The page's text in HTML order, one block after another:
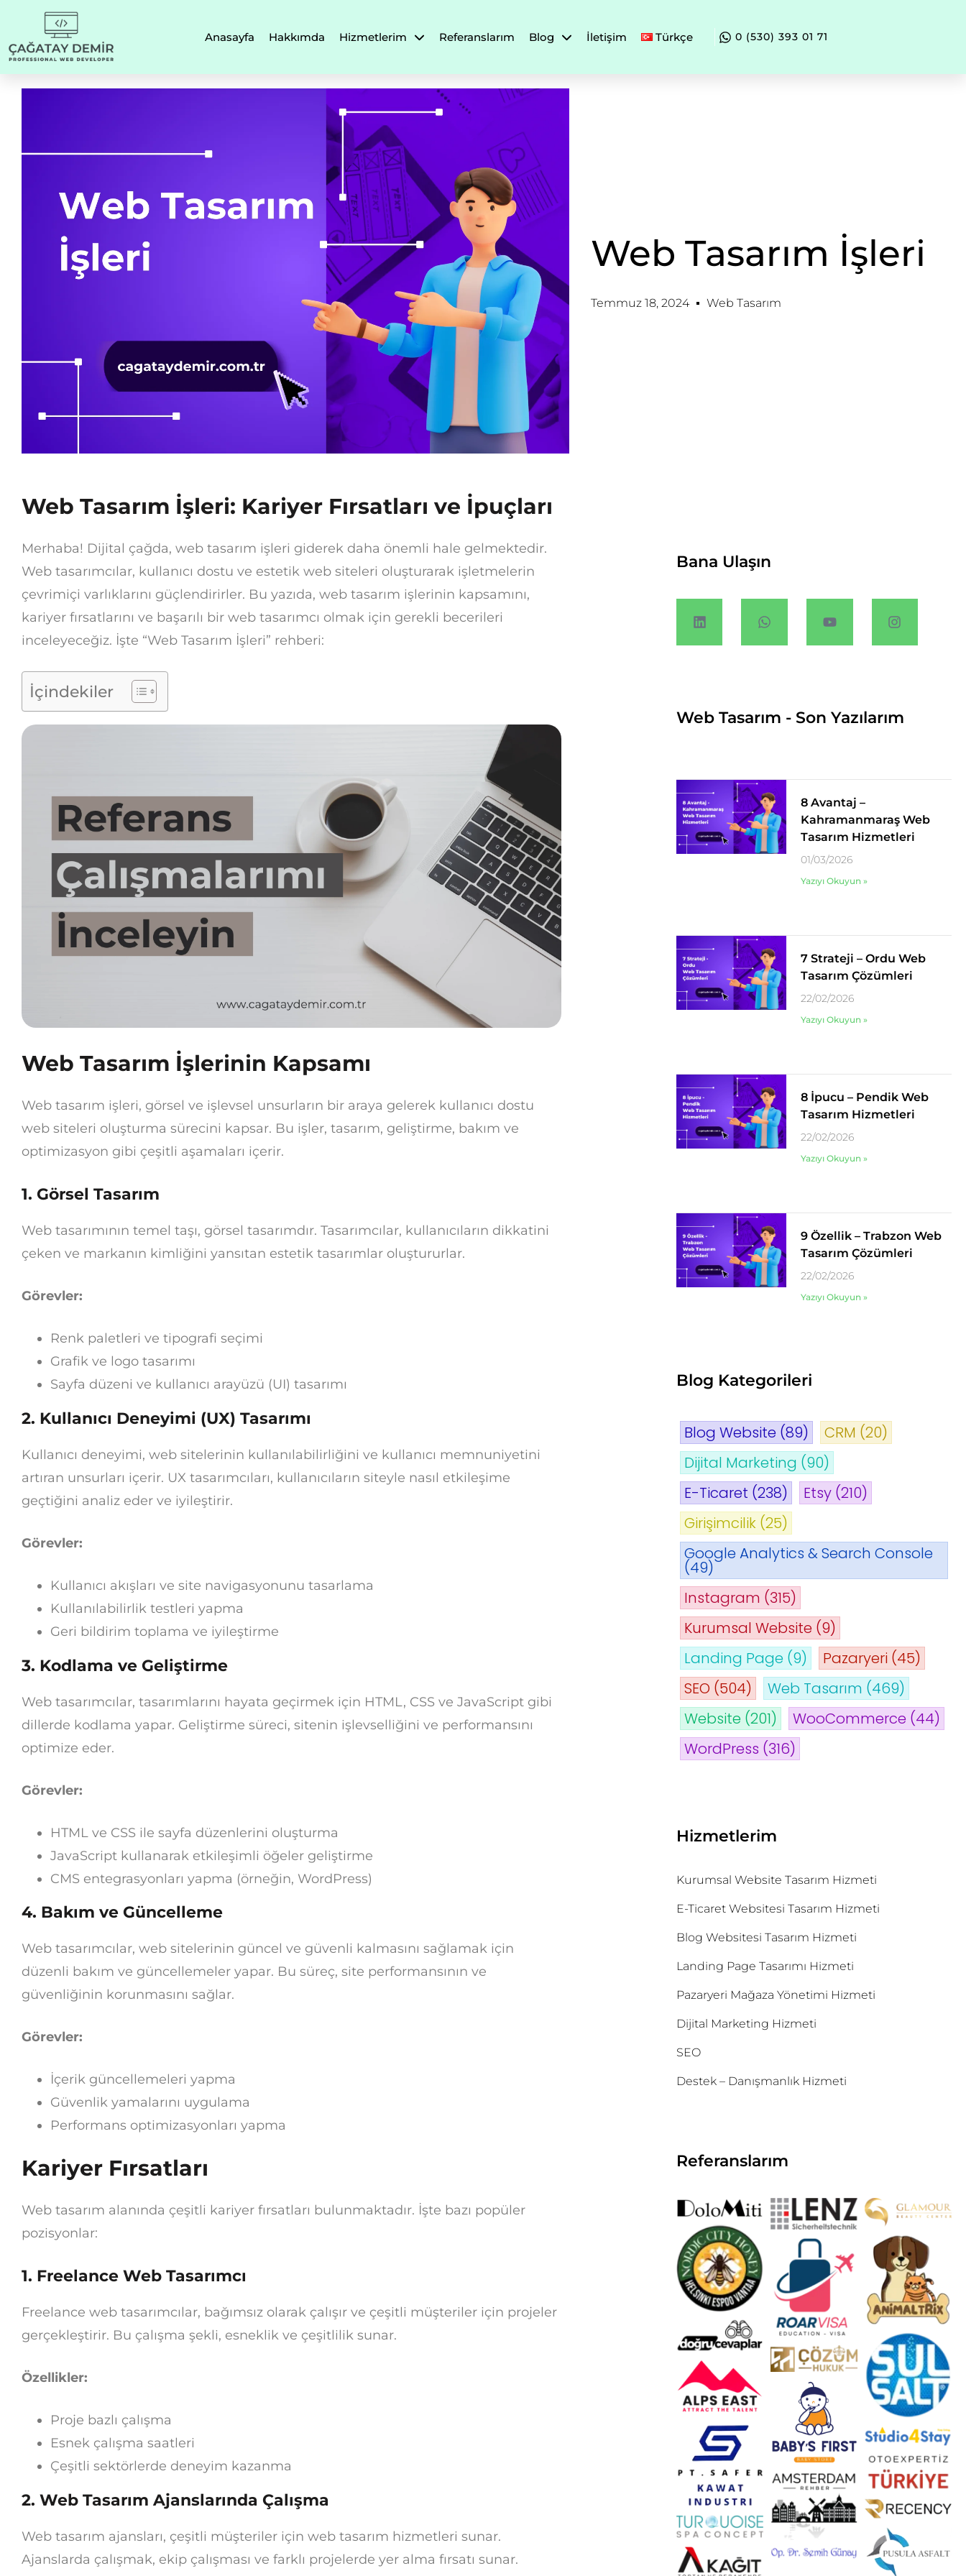
Anasayfa Hakkımda Hizmetlerim Referanslarım Blog İletişim Türkçe 0 (530) 393 01 71
Web Tasarım İşleri
Temmuz 18, 2024 Web Tasarım
Web Tasarım İşleri: Kariyer Fırsatları ve İpuçları
Merhaba! Dijital çağda, web tasarım işleri giderek daha önemli hale gelmektedir.
Web tasarımcılar, kullanıcı dostu ve estetik web siteleri oluşturarak işletmelerin
çevrimiçi varlıklarını güçlendirirler. Bu yazıda, web tasarım işlerinin kapsamını,
kariyer fırsatlarını ve başarılı bir web tasarımcı olmak için gerekli becerileri
inceleyeceğiz. İşte “Web Tasarım İşleri” rehberi:
İçindekiler
Web Tasarım İşlerinin Kapsamı
Web tasarım işleri, görsel ve işlevsel unsurların bir araya gelerek kullanıcı dostu
web siteleri oluşturma sürecini kapsar. Bu işler, tasarım, geliştirme, bakım ve
optimizasyon gibi çeşitli aşamaları içerir.
1. Görsel Tasarım
Web tasarımının temel taşı, görsel tasarımdır. Tasarımcılar, kullanıcıların dikkatini
çeken ve markanın kimliğini yansıtan estetik tasarımlar oluştururlar.
Görevler:
Renk paletleri ve tipografi seçimi
Grafik ve logo tasarımı
Sayfa düzeni ve kullanıcı arayüzü (UI) tasarımı
2. Kullanıcı Deneyimi (UX) Tasarımı
Kullanıcı deneyimi, web sitelerinin kullanılabilirliğini ve kullanıcı memnuniyetini
artıran unsurları içerir. UX tasarımcıları, kullanıcıların siteyle nasıl etkileşime
geçtiğini analiz eder ve iyileştirir.
Görevler:
Kullanıcı akışları ve site navigasyonunu tasarlama
Kullanılabilirlik testleri yapma
Geri bildirim toplama ve iyileştirme
3. Kodlama ve Geliştirme
Web tasarımcılar, tasarımlarını hayata geçirmek için HTML, CSS ve JavaScript gibi
dillerde kodlama yapar. Geliştirme süreci, sitenin işlevselliğini ve performansını
optimize eder.
Görevler:
HTML ve CSS ile sayfa düzenlerini oluşturma
JavaScript kullanarak etkileşimli öğeler geliştirme
CMS entegrasyonları yapma (örneğin, WordPress)
4. Bakım ve Güncelleme
Web tasarımcılar, web sitelerinin güncel ve güvenli kalmasını sağlamak için
düzenli bakım ve güncellemeler yapar. Bu süreç, site performansının ve
güvenliğinin korunmasını sağlar.
Görevler:
İçerik güncellemeleri yapma
Güvenlik yamalarını uygulama
Performans optimizasyonları yapma
Kariyer Fırsatları
Web tasarım alanında çeşitli kariyer fırsatları bulunmaktadır. İşte bazı popüler
pozisyonlar:
1. Freelance Web Tasarımcı
Freelance web tasarımcılar, bağımsız olarak çalışır ve çeşitli müşteriler için projeler
gerçekleştirir. Bu çalışma şekli, esneklik ve çeşitlilik sunar.
Özellikler:
Proje bazlı çalışma
Esnek çalışma saatleri
Çeşitli sektörlerde deneyim kazanma
2. Web Tasarım Ajanslarında Çalışma
Web tasarım ajansları, çeşitli müşteriler için web tasarım hizmetleri sunar.
Ajanslarda çalışmak, ekip çalışması ve farklı projelerde yer alma fırsatı sunar.
Bana Ulaşın
Web Tasarım - Son Yazılarım
8 Avantaj –
Kahramanmaraş Web
Tasarım Hizmetleri
01/03/2026
Yazıyı Okuyun »
7 Strateji – Ordu Web
Tasarım Çözümleri
22/02/2026
Yazıyı Okuyun »
8 İpucu – Pendik Web
Tasarım Hizmetleri
22/02/2026
Yazıyı Okuyun »
9 Özellik – Trabzon Web
Tasarım Çözümleri
22/02/2026
Yazıyı Okuyun »
Blog Kategorileri
Blog Website (89) CRM (20)
Dijital Marketing (90)
E-Ticaret (238) Etsy (210)
Girişimcilik (25)
Google Analytics & Search Console
(49)
Instagram (315)
Kurumsal Website (9)
Landing Page (9) Pazaryeri (45)
SEO (504) Web Tasarım (469)
Website (201) WooCommerce (44)
WordPress (316)
Hizmetlerim
Kurumsal Website Tasarım Hizmeti
E-Ticaret Websitesi Tasarım Hizmeti
Blog Websitesi Tasarım Hizmeti
Landing Page Tasarımı Hizmeti
Pazaryeri Mağaza Yönetimi Hizmeti
Dijital Marketing Hizmeti
SEO
Destek – Danışmanlık Hizmeti
Referanslarım